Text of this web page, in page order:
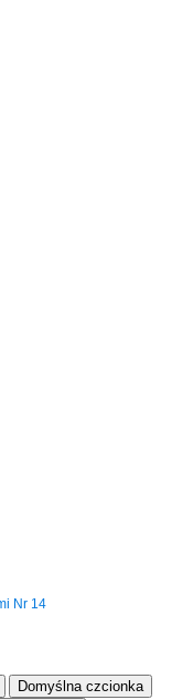
Domyślna czcionka